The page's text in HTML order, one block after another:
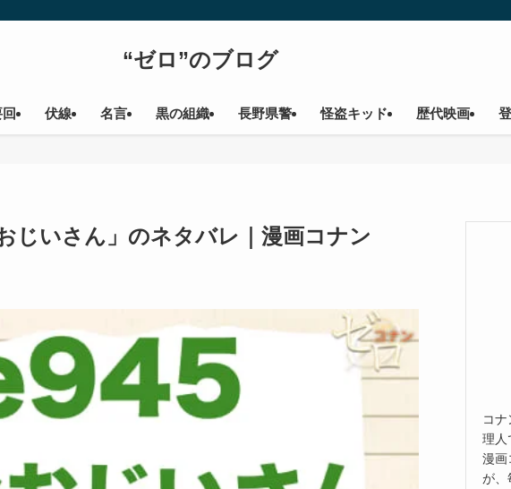
“ゼロ”のブログ
伏線 名言 黒の組織 長野県警 怪盗キッド 歴代映画
じいさん」のネタバレ｜漫画コナン
コ
理人
漫画
が、